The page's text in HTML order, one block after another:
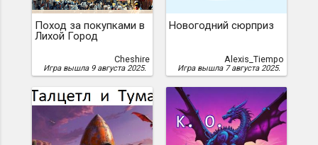
Поход за покупками в
Лихой Город
Cheshire
Игра вышла 9 августа 2025.
Новогодний сюрприз
Alexis_Tiempo
Игра вышла 7 августа 2025.